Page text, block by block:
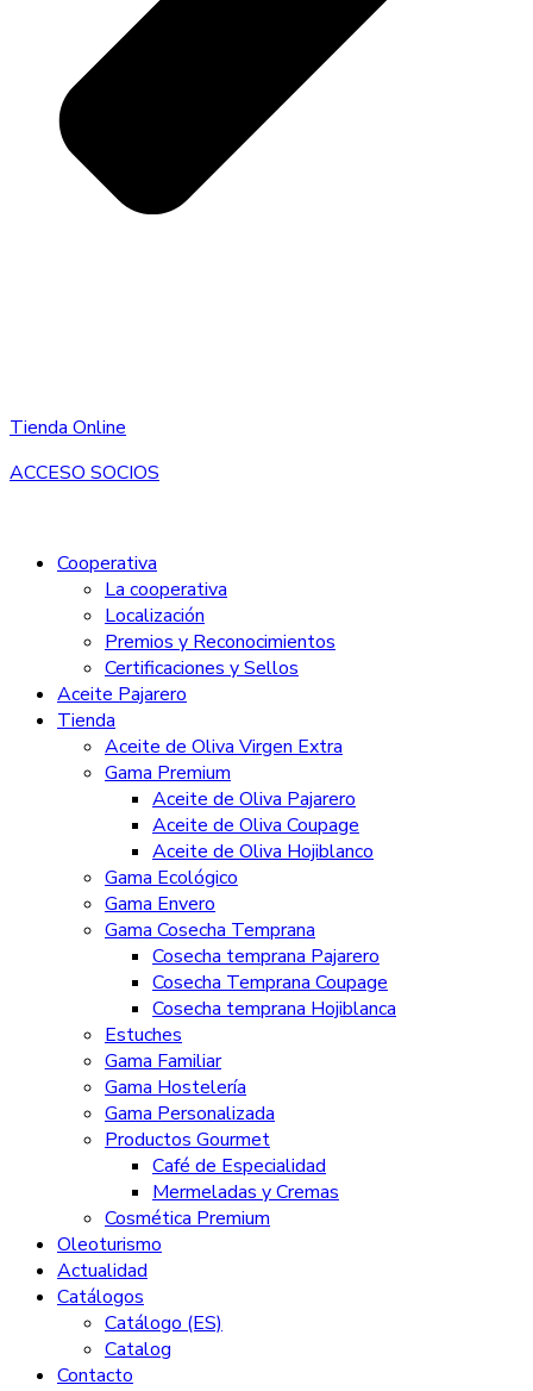
Tienda Online
ACCESO SOCIOS
Cooperativa
La cooperativa
Localización
Premios y Reconocimientos
Certificaciones y Sellos
Aceite Pajarero
Tienda
Aceite de Oliva Virgen Extra
Gama Premium
Aceite de Oliva Pajarero
Aceite de Oliva Coupage
Aceite de Oliva Hojiblanco
Gama Ecológico
Gama Envero
Gama Cosecha Temprana
Cosecha temprana Pajarero
Cosecha Temprana Coupage
Cosecha temprana Hojiblanca
Estuches
Gama Familiar
Gama Hostelería
Gama Personalizada
Productos Gourmet
Café de Especialidad
Mermeladas y Cremas
Cosmética Premium
Oleoturismo
Actualidad
Catálogos
Catálogo (ES)
Catalog
Contacto